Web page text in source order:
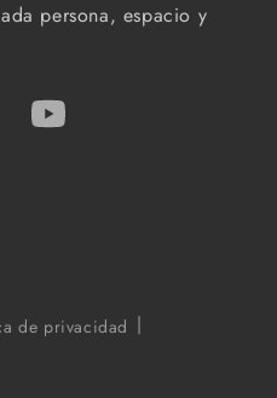
persona, espacio y
YouTube
de privacidad